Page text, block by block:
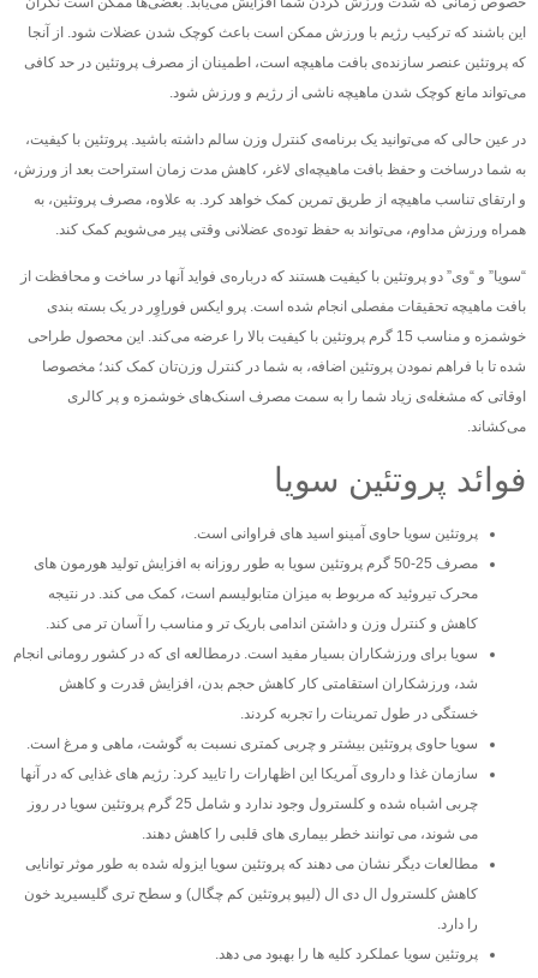
این باشند که ترکیب رژیم با ورزش ممکن است باعث کوچک شدن عضلات شود. از آنجا
که پروتئین عنصر سازنده‌ی بافت ماهیچه است، اطمینان از مصرف پروتئین در حد کافی
می‌تواند مانع کوچک شدن ماهیچه ناشی از رژیم و ورزش شود.
در عین حالی که می‌توانید یک برنامه‌ی کنترل وزن سالم داشته باشید. پروتئین با کیفیت،
به شما درساخت و حفظ بافت ماهیچه‌ای لاغر، کاهش مدت زمان استراحت بعد از ورزش،
و ارتقای تناسب ماهیچه از طریق تمرین کمک خواهد کرد. به علاوه، مصرف پروتئین، به
همراه ورزش مداوم، می‌تواند به حفظ توده‌ی عضلانی وقتی پیر می‌شویم کمک کند.
“سویا” و “وی” دو پروتئین‌ با کیفیت هستند که درباره‌ی فواید آنها در ساخت و محافظت از
بافت ماهیچه تحقیقات مفصلی انجام شده‌ است. پرو ایکس فوراِوِر در یک بسته بندی
خوشمزه و مناسب 15 گرم پروتئین با کیفیت بالا را عرضه می‌کند. این محصول طراحی
شده تا با فراهم نمودن پروتئین اضافه، به شما در کنترل وزن‌تان کمک کند؛ مخصوصا
اوقاتی که مشغله‌ی زیاد شما را به سمت مصرف اسنک‌های خوشمزه و پر کالری
می‌کشاند.
فوائد پروتئین سویا
پروتئین سویا حاوی آمینو اسید های فراوانی است.
مصرف 25-50 گرم پروتئین سویا به طور روزانه به افزایش تولید هورمون های
محرک تیروئید که مربوط به میزان متابولیسم است، کمک می کند. در نتیجه
کاهش و کنترل وزن و داشتن اندامی باریک تر و مناسب را آسان تر می کند.
سویا برای ورزشکاران بسیار مفید است. درمطالعه ای که در کشور رومانی انجام
شد، ورزشکاران استقامتی کار کاهش حجم بدن، افزایش قدرت و کاهش
خستگی در طول تمرینات را تجربه کردند.
سویا حاوی پروتئین بیشتر و چربی کمتری نسبت به گوشت، ماهی و مرغ است.
سازمان غذا و داروی آمریکا این اظهارات را تایید کرد: رژیم های غذایی که در آنها
چربی اشباه شده و کلسترول وجود ندارد و شامل 25 گرم پروتئین سویا در روز
می شوند، می توانند خطر بیماری های قلبی را کاهش دهند.
مطالعات دیگر نشان می دهند که پروتئین سویا ایزوله شده به طور موثر توانایی
کاهش کلسترول ال دی ال (لیپو پروتئین کم چگال) و سطح تری گلیسیرید خون
را دارد.
پروتئین سویا عملکرد کلیه ها را بهبود می دهد.